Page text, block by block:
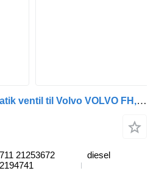
Volvo 22194741 pneumatik ventil til Volvo VOLVO FH, FM, FMX-4 series (2013-) lastbil
21253672
diesel